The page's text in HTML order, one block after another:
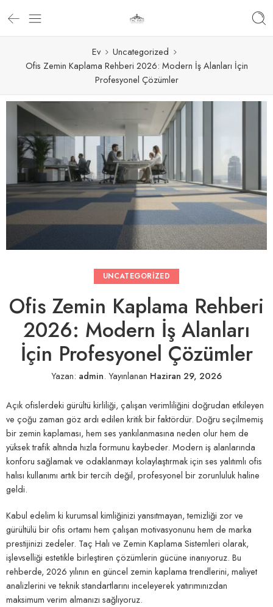
Ev
Uncategorized
Ofis Zemin Kaplama Rehberi 2026: Modern İş Alanları İçin
Profesyonel Çözümler
UNCATEGORIZED
Ofis Zemin Kaplama Rehberi
2026: Modern İş Alanları
İçin Profesyonel Çözümler
Yazan: admin. Yayınlanan Haziran 29, 2026
Açık ofislerdeki gürültü kirliliği, çalışan verimliliğini doğrudan etkileyen
ve çoğu zaman göz ardı edilen kritik bir faktördür. Doğru seçilmemiş
bir zemin kaplaması, hem ses yankılanmasına neden olur hem de
yüksek trafik altında hızla formunu kaybeder. Modern iş alanlarında
konforu sağlamak ve odaklanmayı kolaylaştırmak için ses yalıtımlı ofis
halısı kullanımı artık bir tercih değil, profesyonel bir zorunluluk haline
geldi.
Kabul edelim ki kurumsal kimliğinizi yansıtmayan, temizliği zor ve
gürültülü bir ofis ortamı hem çalışan motivasyonunu hem de marka
prestijinizi zedeler. Taç Halı ve Zemin Kaplama Sistemleri olarak,
işlevselliği estetikle birleştiren çözümlerin gücüne inanıyoruz. Bu
rehberde, 2026 yılının en güncel zemin kaplama trendlerini, maliyet
analizlerini ve teknik standartlarını inceleyerek yatırımınızdan
maksimum verim almanızı sağlıyoruz.